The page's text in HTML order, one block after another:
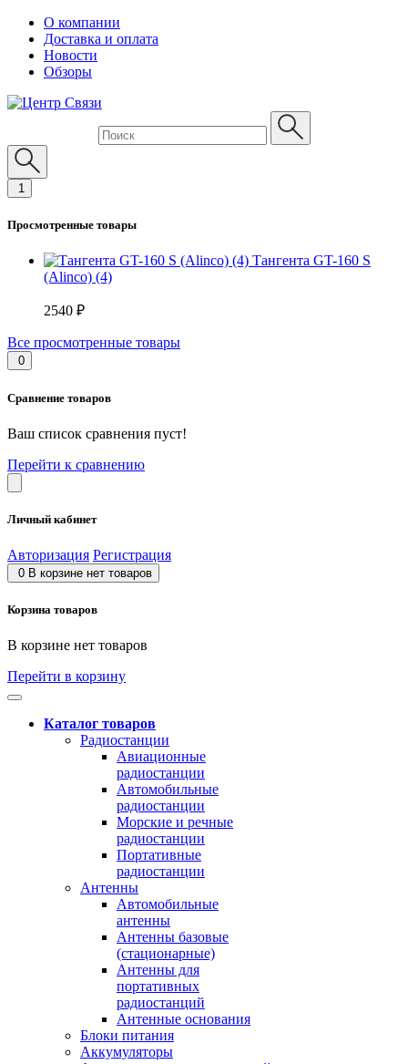
О компании
Доставка и оплата
Новости
Обзоры
1
Просмотренные товары
Тангента GT-160 S
(Alinco) (4)
2540 ₽
Все просмотренные товары
0
Сравнение товаров
Ваш список сравнения пуст!
Перейти к сравнению
Личный кабинет
Авторизация Регистрация
0 В корзине нет товаров
Корзина товаров
В корзине нет товаров
Перейти в корзину
Каталог товаров
Радиостанции
Авиационные
радиостанции
Автомобильные
радиостанции
Морские и речные
радиостанции
Портативные
радиостанции
Антенны
Автомобильные
антенны
Антенны базовые
(стационарные)
Антенны для
портативных
радиостанций
Антенные основания
Блоки питания
Аккумуляторы